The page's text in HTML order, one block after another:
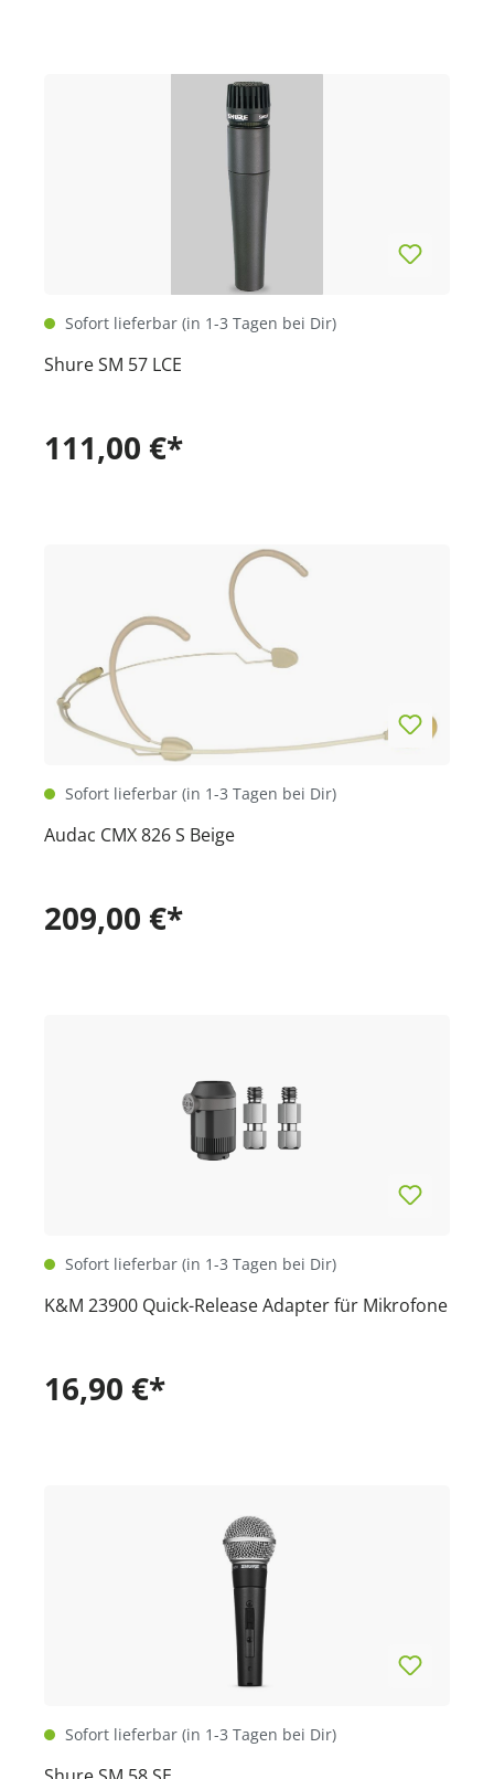
Sofort lieferbar (in 1-3 Tagen bei Dir)
Shure SM 57 LCE
111,00 €*
Sofort lieferbar (in 1-3 Tagen bei Dir)
Audac CMX 826 S Beige
209,00 €*
Sofort lieferbar (in 1-3 Tagen bei Dir)
K&M 23900 Quick-Release Adapter für Mikrofone
16,90 €*
Sofort lieferbar (in 1-3 Tagen bei Dir)